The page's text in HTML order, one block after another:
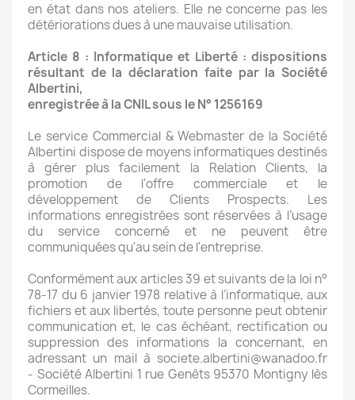
en état dans nos ateliers. Elle ne concerne pas les
détériorations dues à une mauvaise utilisation.
Article 8 : Informatique et Liberté : dispositions
résultant de la déclaration faite par la Société
Albertini,
enregistrée à la CNIL sous le N° 1256169
Le service Commercial & Webmaster de la Société
Albertini dispose de moyens informatiques destinés
à gérer plus facilement la Relation Clients, la
promotion de l'offre commerciale et le
développement de Clients Prospects. Les
informations enregistrées sont réservées à l’usage
du service concerné et ne peuvent être
communiquées qu'au sein de l'entreprise.
Conformément aux articles 39 et suivants de la loi n°
78-17 du 6 janvier 1978 relative à l’informatique, aux
fichiers et aux libertés, toute personne peut obtenir
communication et, le cas échéant, rectification ou
suppression des informations la concernant, en
adressant un mail à societe.albertini@wanadoo.fr
- Société Albertini 1 rue Genêts 95370 Montigny lès
Cormeilles.